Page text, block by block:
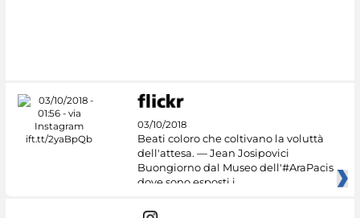
03/10/2018
Beati coloro che coltivano la voluttà
dell'attesa. — Jean Josipovici
Buongiorno dal Museo dell'#AraPacis
dove sono esposti i